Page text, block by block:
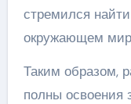
стремился
окружающем
Таким образом,
полны освоения